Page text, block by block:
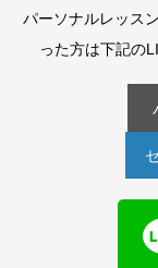
パーソナルレッス
った方は下記の